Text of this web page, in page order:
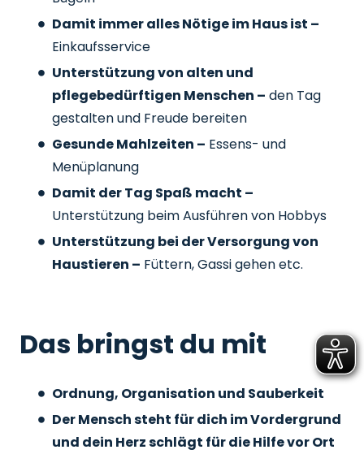
Damit immer alles Nötige im Haus ist –
Einkaufsservice
Unterstützung von alten und
pflegebedürftigen Menschen – den Tag
gestalten und Freude bereiten
Gesunde Mahlzeiten – Essens- und
Menüplanung
Damit der Tag Spaß macht –
Unterstützung beim Ausführen von Hobbys
Unterstützung bei der Versorgung von
Haustieren – Füttern, Gassi gehen etc.
Das bringst du mit
Ordnung, Organisation und Sauberkeit
Der Mensch steht für dich im Vordergrund
und dein Herz schlägt für die Hilfe vor Ort